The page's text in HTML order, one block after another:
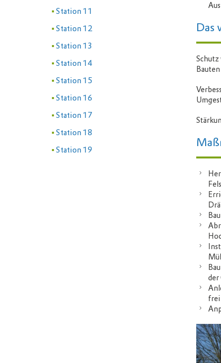
Station 11
Station 12
Station 13
Station 14
Station 15
Station 16
Station 17
Station 18
Station 19
Das
der
frei